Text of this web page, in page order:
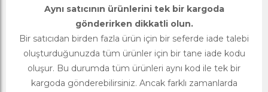
Aynı satıcının ürünlerini tek bir kargoda
gönderirken dikkatli olun.
Bir satıcıdan birden fazla ürün için bir seferde iade talebi
oluşturduğunuzda tüm ürünler için bir tane iade kodu
oluşur. Bu durumda tüm ürünleri aynı kod ile tek bir
kargoda gönderebilirsiniz. Ancak farklı zamanlarda